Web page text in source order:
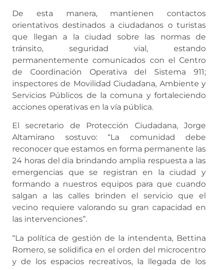
De esta manera, mantienen contactos
orientativos destinados a ciudadanos o turistas
que llegan a la ciudad sobre las normas de
tránsito, seguridad vial, estando
permanentemente comunicados con el Centro
de Coordinación Operativa del Sistema 911;
inspectores de Movilidad Ciudadana, Ambiente y
Servicios Públicos de la comuna y fortaleciendo
acciones operativas en la vía pública.
El secretario de Protección Ciudadana, Jorge
Altamirano sostuvo: “La comunidad debe
reconocer que estamos en forma permanente las
24 horas del día brindando amplia respuesta a las
emergencias que se registran en la ciudad y
formando a nuestros equipos para que cuando
salgan a las calles brinden el servicio que el
vecino requiere valorando su gran capacidad en
las intervenciones”.
“La política de gestión de la intendenta, Bettina
Romero, se solidifica en el orden del microcentro
y de los espacios recreativos, la llegada de los